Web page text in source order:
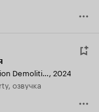
LEGO Marvel Avengers: Mission Demolition, 2024
озвучка